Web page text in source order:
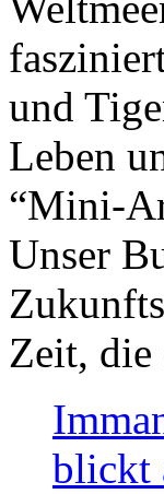
und
Leben
“Mini-
Unser
Zeit, die
blickt